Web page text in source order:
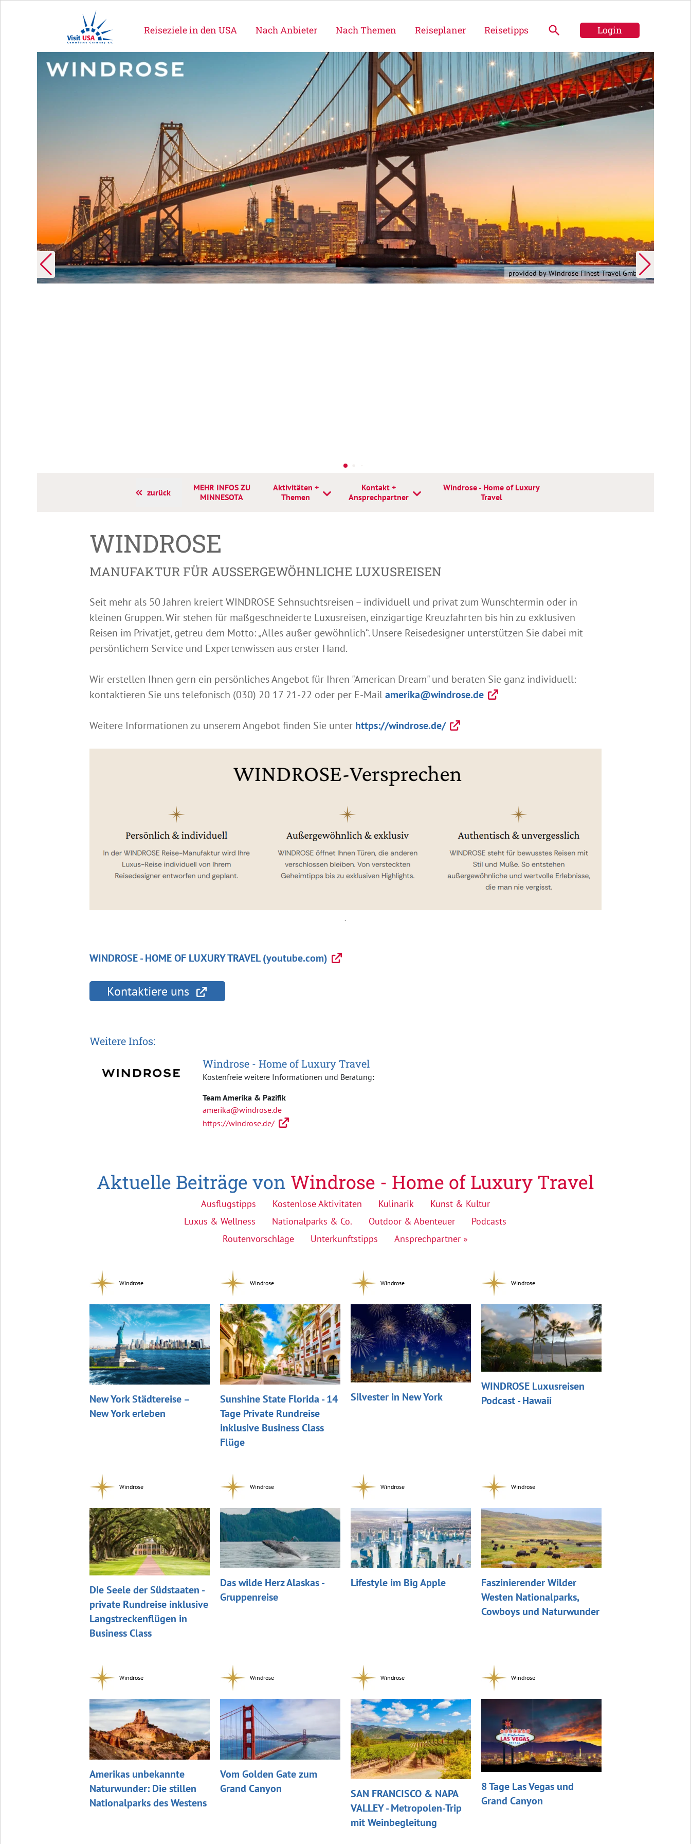
Reiseziele in den USA Nach Anbieter Nach Themen Reiseplaner Reisetipps Login
zurück
MEHR INFOS ZU
MINNESOTA
Aktivitäten +
Themen
Kontakt +
Ansprechpartner
Windrose - Home of Luxury
Travel
WINDROSE
MANUFAKTUR FÜR AUSSERGEWÖHNLICHE LUXUSREISEN
Seit mehr als 50 Jahren kreiert WINDROSE Sehnsuchtsreisen – individuell und privat zum Wunschtermin oder in
kleinen Gruppen. Wir stehen für maßgeschneiderte Luxusreisen, einzigartige Kreuzfahrten bis hin zu exklusiven
Reisen im Privatjet, getreu dem Motto: „Alles außer gewöhnlich“. Unsere Reisedesigner unterstützen Sie dabei mit
persönlichem Service und Expertenwissen aus erster Hand.
Wir erstellen Ihnen gern ein persönliches Angebot für Ihren "American Dream" und beraten Sie ganz individuell:
kontaktieren Sie uns telefonisch (030) 20 17 21-22 oder per E-Mailamerika@windrose.de
Weitere Informationen zu unserem Angebot finden Sie unter https://windrose.de/
.
WINDROSE - HOME OF LUXURY TRAVEL (youtube.com)
Kontaktiere uns
Weitere Infos:
Windrose - Home of Luxury Travel
Kostenfreie weitere Informationen und Beratung:
Team Amerika & Pazifik
amerika@windrose.de
https://windrose.de/
Aktuelle Beiträge von Windrose - Home of Luxury Travel
Ausflugstipps Kostenlose Aktivitäten Kulinarik
Kunst & Kultur
Luxus & Wellness
Nationalparks & Co. Outdoor & Abenteuer
Podcasts
Routenvorschläge
Unterkunftstipps Ansprechpartner »
Windrose
New York Städtereise –
New York erleben
Windrose
Sunshine State Florida - 14
Tage Private Rundreise
inklusive Business Class
Flüge
Windrose
Silvester in New York
Windrose
WINDROSE Luxusreisen
Podcast - Hawaii
Windrose
Die Seele der Südstaaten -
private Rundreise inklusive
Langstreckenflügen in
Business Class
Windrose
Das wilde Herz Alaskas -
Gruppenreise
Windrose
Lifestyle im Big Apple
Windrose
Faszinierender Wilder
Westen Nationalparks,
Cowboys und Naturwunder
Windrose
Amerikas unbekannte
Naturwunder: Die stillen
Nationalparks des Westens
Windrose
Vom Golden Gate zum
Grand Canyon
Windrose
SAN FRANCISCO & NAPA
VALLEY - Metropolen-Trip
mit Weinbegleitung
Windrose
8 Tage Las Vegas und
Grand Canyon